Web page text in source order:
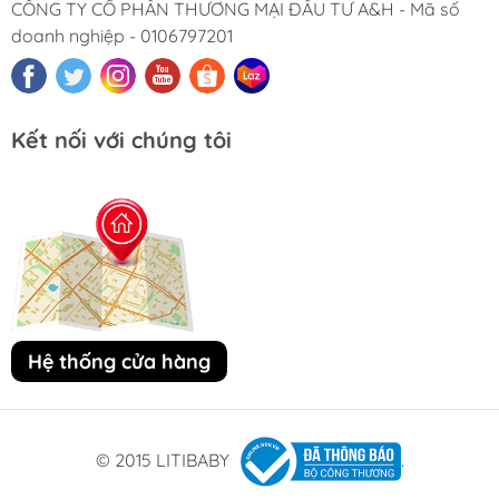
CÔNG TY CỔ PHẦN THƯƠNG MẠI ĐẦU TƯ A&H - Mã số
doanh nghiệp - 0106797201
Kết nối với chúng tôi
Hệ thống cửa hàng
© 2015 LITIBABY .